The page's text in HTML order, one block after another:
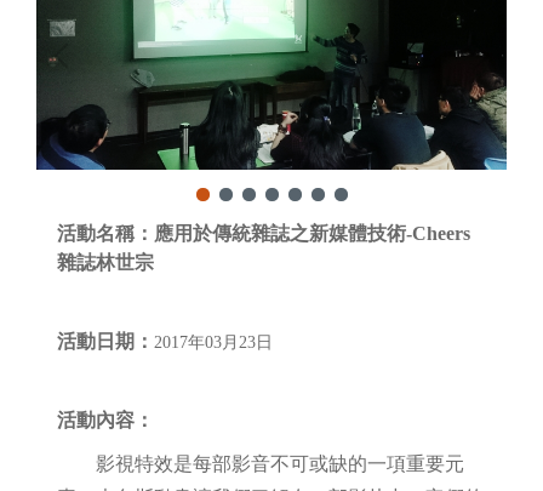
活動名稱： 應用於傳統雜誌之新媒體技術-Cheers
雜誌林世宗
活動日期： 2017年03月23日
活動內容 ：
影視特效是每部影音不可或缺的一項重要元